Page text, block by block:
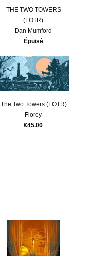
THE TWO TOWERS
(LOTR)
Dan Mumford
Épuisé
​The Two Towers (LOTR)
Florey
€45.00